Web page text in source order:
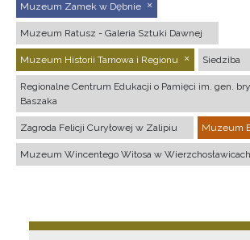
Muzeum Zamek w Dębnie
Muzeum Ratusz - Galeria Sztuki Dawnej
Muzeum Historii Tarnowa i Regionu Siedziba
Regionalne Centrum Edukacji o Pamięci im. gen.
Baszaka
Zagroda Felicji Curyłowej w Zalipiu Muzeum
Muzeum Wincentego Witosa w Wierzchosławicach